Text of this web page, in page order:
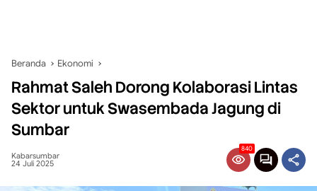
Beranda Ekonomi
Rahmat Saleh Dorong Kolaborasi Lintas
Sektor untuk Swasembada Jagung di
Sumbar
Kabarsumbar
24 Juli 2025
840